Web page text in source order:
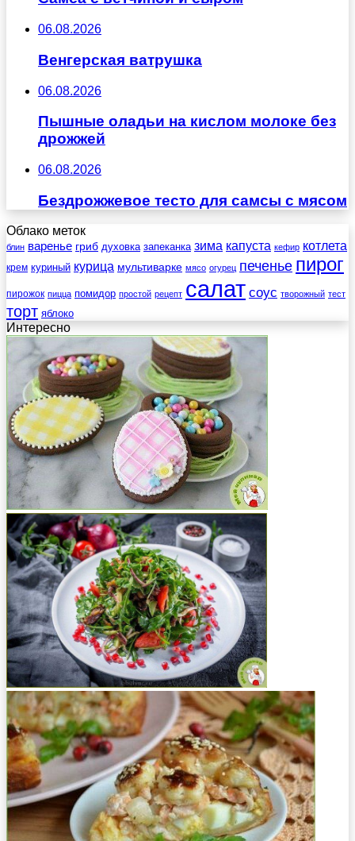
06.08.2026
Венгерская ватрушка
06.08.2026
Пышные оладьи на кислом молоке без
дрожжей
06.08.2026
Бездрожжевое тесто для самсы с мясом
Облако меток
блин варенье гриб духовка запеканка зима капуста кефир котлета
крем куриный курица мультиварке мясо огурец печенье пирог
пирожок пицца помидор простой рецепт салат соус творожный тест
торт яблоко
Интересно